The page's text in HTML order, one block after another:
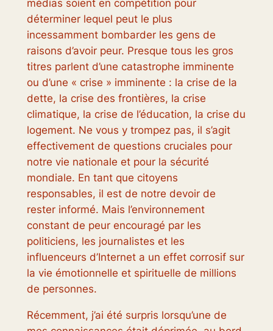
médias soient en compétition pour
déterminer lequel peut le plus
incessamment bombarder les gens de
raisons d’avoir peur. Presque tous les gros
titres parlent d’une catastrophe imminente
ou d’une « crise » imminente : la crise de la
dette, la crise des frontières, la crise
climatique, la crise de l’éducation, la crise du
logement. Ne vous y trompez pas, il s’agit
effectivement de questions cruciales pour
notre vie nationale et pour la sécurité
mondiale. En tant que citoyens
responsables, il est de notre devoir de
rester informé. Mais l’environnement
constant de peur encouragé par les
politiciens, les journalistes et les
influenceurs d’Internet a un effet corrosif sur
la vie émotionnelle et spirituelle de millions
de personnes.
Récemment, j’ai été surpris lorsqu’une de